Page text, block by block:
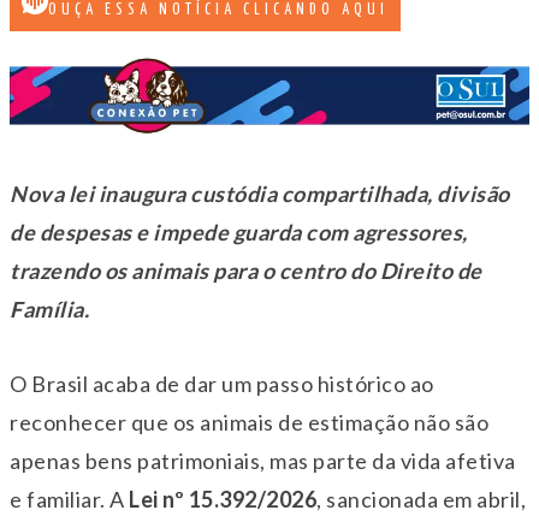
OUÇA ESSA NOTÍCIA CLICANDO AQUI
Nova lei inaugura custódia compartilhada, divisão
de despesas e impede guarda com agressores,
trazendo os animais para o centro do Direito de
Família.
O Brasil acaba de dar um passo histórico ao
reconhecer que os animais de estimação não são
apenas bens patrimoniais, mas parte da vida afetiva
e familiar. A Lei nº 15.392/2026, sancionada em abril,